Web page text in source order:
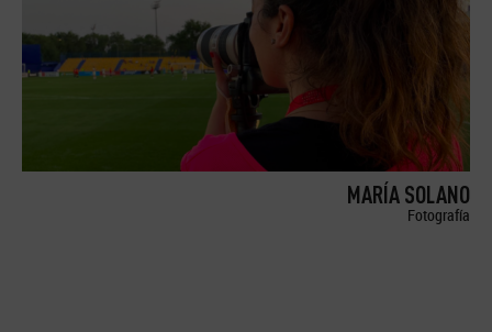
MARÍA SOLANO
Fotografía